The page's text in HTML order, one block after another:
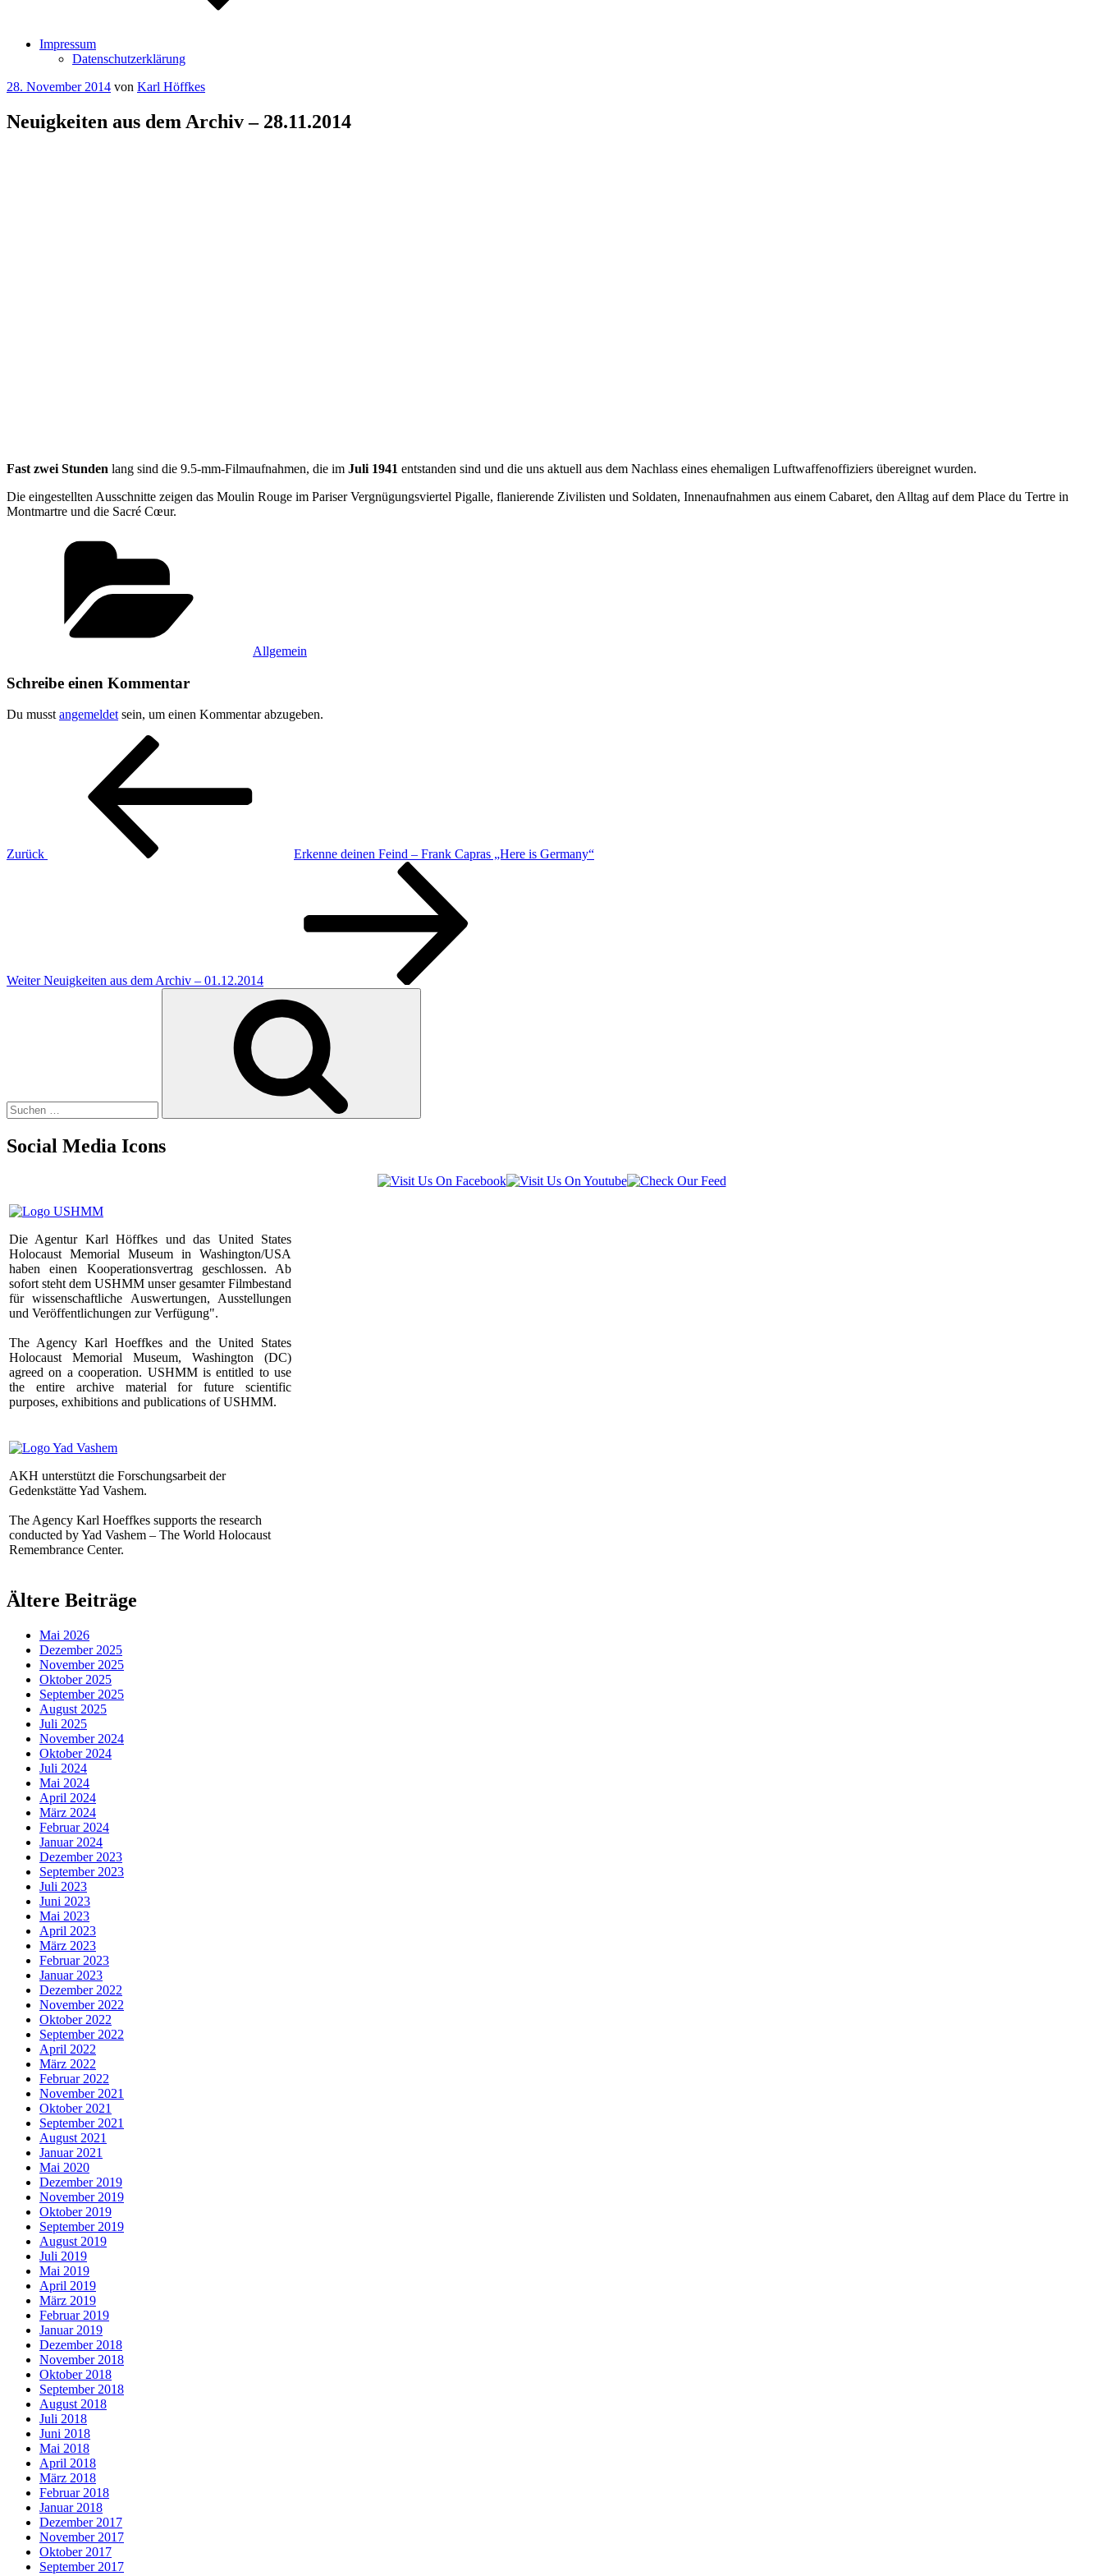
Impressum
Datenschutzerklärung
Veröffentlicht
28. November 2014 von Karl Höffkes
Neuigkeiten aus dem Archiv – 28.11.2014
Fast zwei Stunden lang sind die 9.5-mm-Filmaufnahmen, die im Juli 1941 entstanden sind und die uns aktuell aus dem Nachlass eines ehemaligen Luftwaffenoffiziers übereignet wurden.
Die eingestellten Ausschnitte zeigen das Moulin Rouge im Pariser Vergnügungsviertel Pigalle, flanierende Zivilisten und Soldaten, Innenaufnahmen aus einem Cabaret, den Alltag auf dem Place du Tertre in
Montmartre und die Sacré Cœur.
Allgemein
Schreibe einen Kommentar
Du musst angemeldet sein, um einen Kommentar abzugeben.
Beitragsnavigation
Zurück
Erkenne deinen Feind – Frank Capras „Here is Germany“
Weiter Neuigkeiten aus dem Archiv – 01.12.2014
Social Media Icons
Die Agentur Karl Höffkes und das United States
Holocaust Memorial Museum in Washington/USA
haben einen Kooperationsvertrag geschlossen. Ab
sofort steht dem USHMM unser gesamter Filmbestand
für wissenschaftliche Auswertungen, Ausstellungen
und Veröffentlichungen zur Verfügung".
The Agency Karl Hoeffkes and the United States
Holocaust Memorial Museum, Washington (DC)
agreed on a cooperation. USHMM is entitled to use
the entire archive material for future scientific
purposes, exhibitions and publications of USHMM.
AKH unterstützt die Forschungsarbeit der
Gedenkstätte Yad Vashem.
The Agency Karl Hoeffkes supports the research
conducted by Yad Vashem – The World Holocaust
Remembrance Center.
Ältere Beiträge
Mai 2026
Dezember 2025
November 2025
Oktober 2025
September 2025
August 2025
Juli 2025
November 2024
Oktober 2024
Juli 2024
Mai 2024
April 2024
März 2024
Februar 2024
Januar 2024
Dezember 2023
September 2023
Juli 2023
Juni 2023
Mai 2023
April 2023
März 2023
Februar 2023
Januar 2023
Dezember 2022
November 2022
Oktober 2022
September 2022
April 2022
März 2022
Februar 2022
November 2021
Oktober 2021
September 2021
August 2021
Januar 2021
Mai 2020
Dezember 2019
November 2019
Oktober 2019
September 2019
August 2019
Juli 2019
Mai 2019
April 2019
März 2019
Februar 2019
Januar 2019
Dezember 2018
November 2018
Oktober 2018
September 2018
August 2018
Juli 2018
Juni 2018
Mai 2018
April 2018
März 2018
Februar 2018
Januar 2018
Dezember 2017
November 2017
Oktober 2017
September 2017